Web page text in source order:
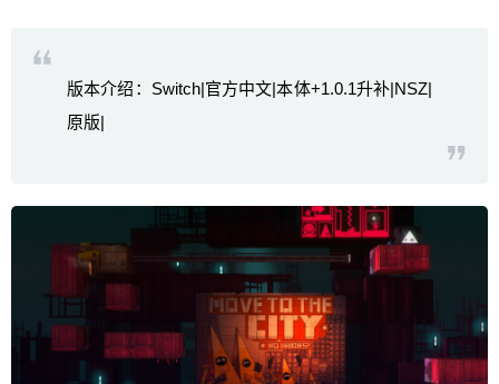
版本介绍：Switch|官方中文|本体+1.0.1升补|NSZ|
原版|